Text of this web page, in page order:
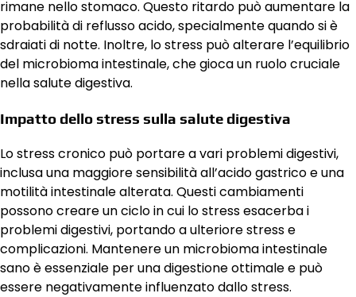
rimane nello stomaco. Questo ritardo può aumentare la
probabilità di reflusso acido, specialmente quando si è
sdraiati di notte. Inoltre, lo stress può alterare l’equilibrio
del microbioma intestinale, che gioca un ruolo cruciale
nella salute digestiva.
Impatto dello stress sulla salute digestiva
Lo stress cronico può portare a vari problemi digestivi,
inclusa una maggiore sensibilità all’acido gastrico e una
motilità intestinale alterata. Questi cambiamenti
possono creare un ciclo in cui lo stress esacerba i
problemi digestivi, portando a ulteriore stress e
complicazioni. Mantenere un microbioma intestinale
sano è essenziale per una digestione ottimale e può
essere negativamente influenzato dallo stress.